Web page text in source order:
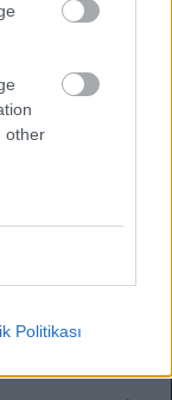
other
Politikası
fiziksel olarak
kesitler sundu
her hafta
mutlak
FK’da Draguș,
bu hafta